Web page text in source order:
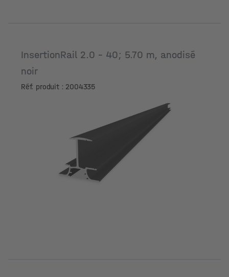
InsertionRail 2.0 - 40; 5.70 m, anodisé
noir
Réf. produit : 2004335